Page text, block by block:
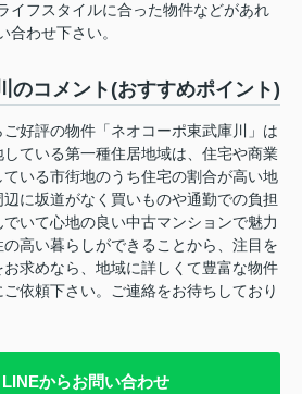
イフスタイルに合った物件などがあれ
合わせ下さい。
のコメント(おすすめポイント)
好評の物件「ネオコーポ東武庫川」は
ている第一種住居地域は、住宅や商業
いる市街地のうち住宅の割合が高い地
に坂道がなく買いものや通勤での負担
いて心地の良い中古マンションで魅力
高い暮らしができることから、注目を
求めなら、地域に詳しくて豊富な物件
依頼下さい。ご連絡をお待ちしており
LINEからお問い合わせ